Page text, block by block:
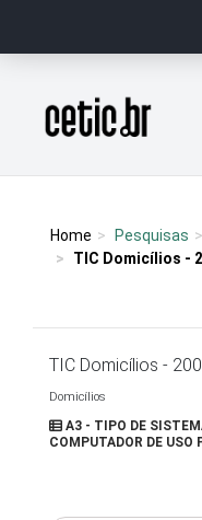
Página inicial
Home Pesquisas
TIC Domicílios -
TIC Domicílios -
Domicílios
A3 - TIPO DE
COMPUTADOR DE USO